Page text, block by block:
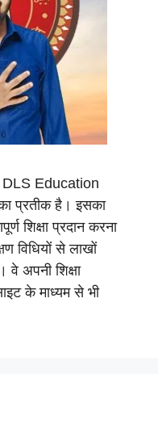
DLS Education
का प्रतीक है। इसका
शिक्षा प्रदान करना
विधियों से लाखों
वे अपनी शिक्षा
के माध्यम से भी